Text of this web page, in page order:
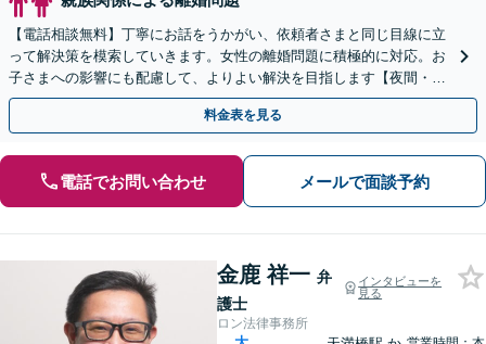
【電話相談無料】丁寧にお話をうかがい、依頼者さまと同じ目線に立
って解決策を模索していきます。女性の離婚問題に積極的に対応。お
子さまへの影響にも配慮して、よりよい解決を目指します【夜間・休
日の相談可能】【谷町四丁目駅10秒】
料金表を見る
電話でお問い合わせ メールで面談予約
金鹿 祥一 弁
護士
インタビューを
見る
ロン法律事務所